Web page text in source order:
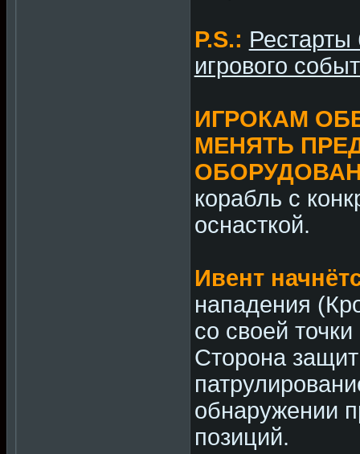
P.S.: Рестарты
игрового
ИГРОКАМ
МЕНЯТЬ
корабль с
оснасткой.
Ивент
нападения
со своей
Сторона
обнаружении
позиций.